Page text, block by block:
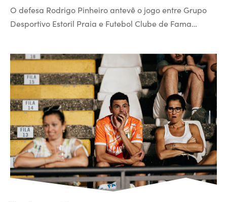
O defesa Rodrigo Pinheiro antevê o jogo entre Grupo
Desportivo Estoril Praia e Futebol Clube de Fama…